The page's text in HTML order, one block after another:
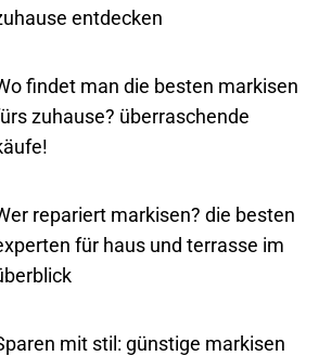
entdecken
findet man die besten markisen
zuhause? überraschende
repariert markisen? die besten
für haus und terrasse im
mit stil: günstige markisen